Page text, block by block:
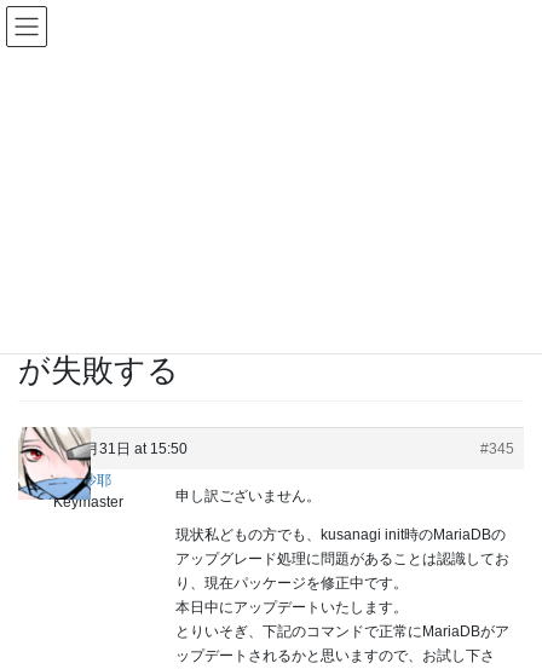
Skip
Skip
が失敗する
2018年1月31日 at 15:50
#345
草薙 沙耶
Keymaster
申し訳ございません。
現状私どもの方でも、kusanagi init時のMariaDBの
アップグレード処理に問題があることは認識してお
り、現在パッケージを修正中です。
本日中にアップデートいたします。
とりいそぎ、下記のコマンドで正常にMariaDBがア
ップデートされるかと思いますので、お試し下さ